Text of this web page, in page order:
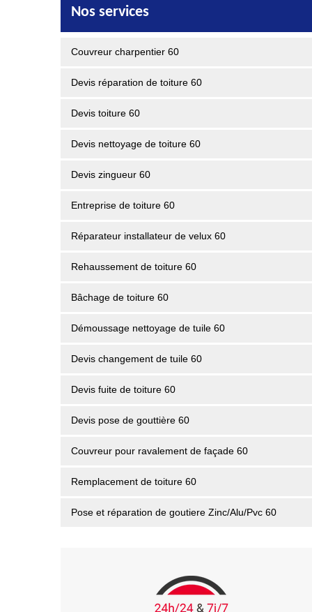
Nos services
Couvreur charpentier 60
Devis réparation de toiture 60
Devis toiture 60
Devis nettoyage de toiture 60
Devis zingueur 60
Entreprise de toiture 60
Réparateur installateur de velux 60
Rehaussement de toiture 60
Bâchage de toiture 60
Démoussage nettoyage de tuile 60
Devis changement de tuile 60
Devis fuite de toiture 60
Devis pose de gouttière 60
Couvreur pour ravalement de façade 60
Remplacement de toiture 60
Pose et réparation de goutiere Zinc/Alu/Pvc 60